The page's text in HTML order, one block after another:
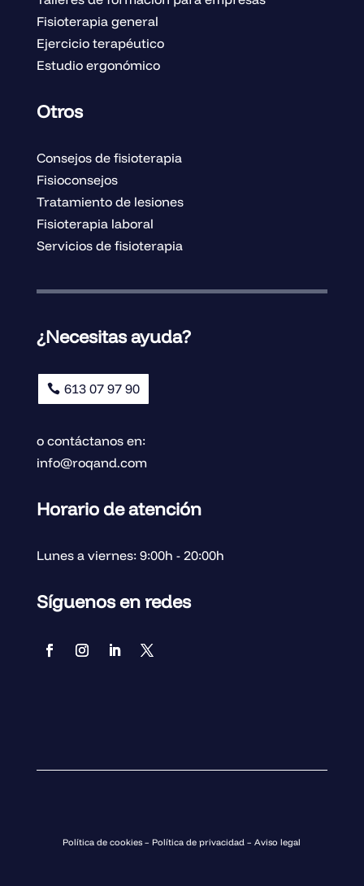
Fisioterapia general
Ejercicio terapéutico
Estudio ergonómico
Otros
Consejos de fisioterapia
Fisioconsejos
Tratamiento de lesiones
Fisioterapia laboral
Servicios de fisioterapia
¿Necesitas ayuda?
613 07 97 90
o contáctanos en:
info@roqand.com
Horario de atención
Lunes a viernes: 9:00h - 20:00h
Síguenos en redes
Política de cookies– Política de privacidad –Aviso legal